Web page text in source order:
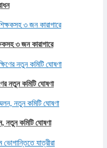
৩ জন কারাগারে
নতুন কমিটি ঘোষণা
নতুন কমিটি ঘোষণা